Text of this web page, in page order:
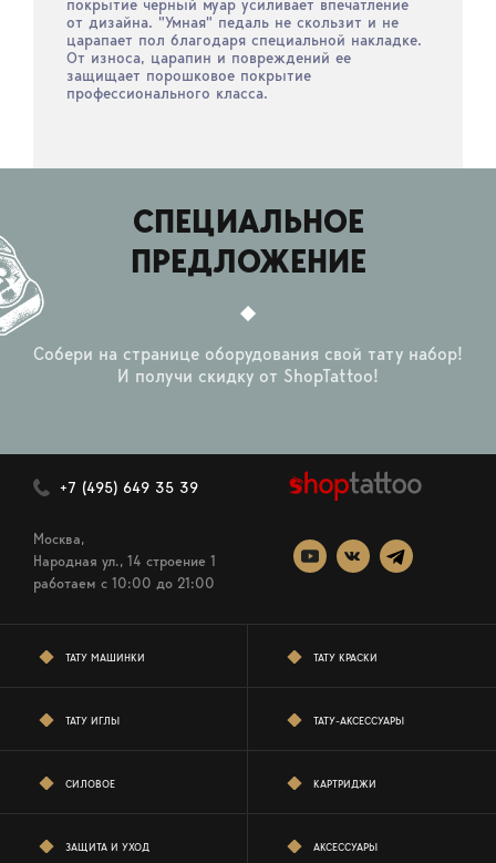
покрытие черный муар усиливает впечатление
от дизайна. "Умная" педаль не скользит и не
царапает пол благодаря специальной накладке.
От износа, царапин и повреждений ее
защищает порошковое покрытие
профессионального класса.
СПЕЦИАЛЬНОЕ
ПРЕДЛОЖЕНИЕ
Собери на странице оборудования свой тату набор!
И получи скидку от ShopTattoo!
+7 (495) 649 35 39
Москва,
Народная ул., 14 строение 1
работаем c 10:00 до 21:00
ТАТУ МАШИНКИ ТАТУ КРАСКИ
ТАТУ ИГЛЫ ТАТУ-АКСЕССУАРЫ
СИЛОВОЕ КАРТРИДЖИ
ЗАЩИТА И УХОД АКСЕССУАРЫ